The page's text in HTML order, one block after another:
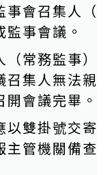
事會召集人（
事會議。
（常務監事）
召集人無法親
會議完畢。
以雙掛號交寄
主管機關備查